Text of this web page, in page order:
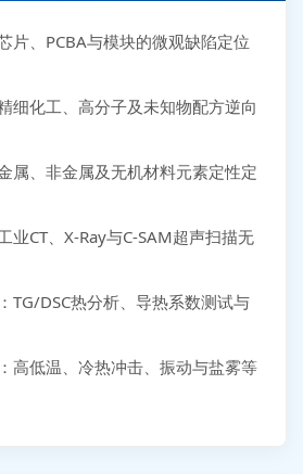
片、PCBA与模块的微观缺陷定位
细化工、高分子及未知物配方逆向
属、非金属及无机材料元素定性定
业CT、X-Ray与C-SAM超声扫描无
：TG/DSC热分析、导热系数测试与
：高低温、冷热冲击、振动与盐雾等